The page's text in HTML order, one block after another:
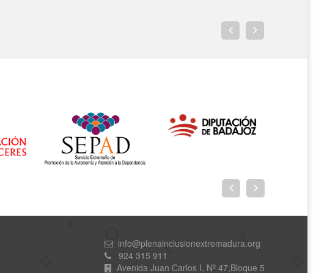
info@plenainclusionextremadura.org
924 315 911
Avenida Juan Carlos I, Nº 47,Bloque 5